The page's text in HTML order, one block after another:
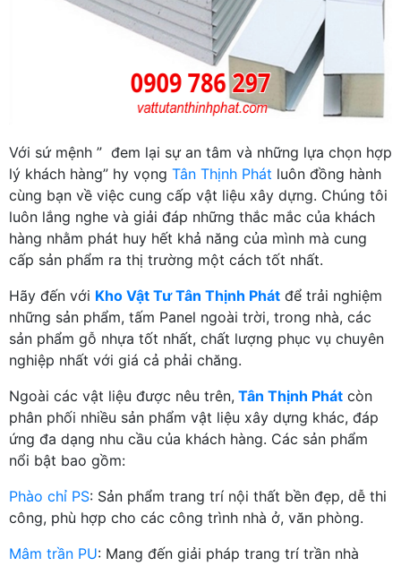
Với sứ mệnh ” đem lại sự an tâm và những lựa chọn hợp
lý khách hàng” hy vọng Tân Thịnh Phát luôn đồng hành
cùng bạn về việc cung cấp vật liệu xây dựng. Chúng tôi
luôn lắng nghe và giải đáp những thắc mắc của khách
hàng nhằm phát huy hết khả năng của mình mà cung
cấp sản phẩm ra thị trường một cách tốt nhất.
Hãy đến với Kho Vật Tư Tân Thịnh Phát để trải nghiệm
những sản phẩm, tấm Panel ngoài trời, trong nhà, các
sản phẩm gỗ nhựa tốt nhất, chất lượng phục vụ chuyên
nghiệp nhất với giá cả phải chăng.
Ngoài các vật liệu được nêu trên, Tân Thịnh Phát còn
phân phối nhiều sản phẩm vật liệu xây dựng khác, đáp
ứng đa dạng nhu cầu của khách hàng. Các sản phẩm
nổi bật bao gồm:
Phào chỉ PS: Sản phẩm trang trí nội thất bền đẹp, dễ thi
công, phù hợp cho các công trình nhà ở, văn phòng.
Mâm trần PU: Mang đến giải pháp trang trí trần nhà